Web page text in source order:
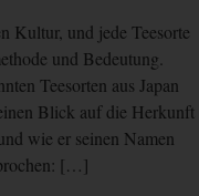
Kultur, und jede Teesorte
und Bedeutung.
Teesorten aus Japan
Blick auf die Herkunft
wie er seinen Namen
[…]